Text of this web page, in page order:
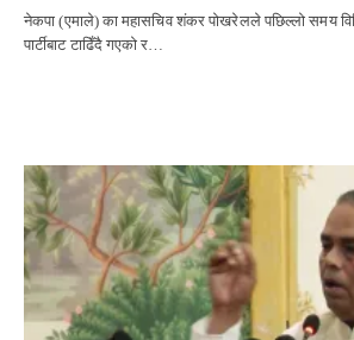
नेकपा (एमाले) का महासचिव शंकर पोखरेलले पछिल्लो समय
पार्टीबाट टाढिँदै गएको र…